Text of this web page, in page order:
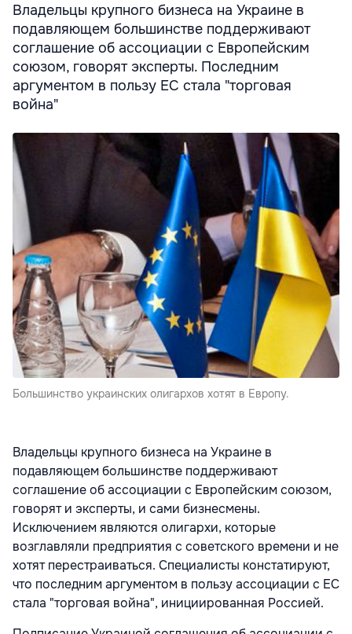
Владельцы крупного бизнеса на Украине в
подавляющем большинстве поддерживают
соглашение об ассоциации с Европейским
союзом, говорят эксперты. Последним
аргументом в пользу ЕС стала "торговая
война"
Большинство украинских олигархов хотят в Европу.
Владельцы крупного бизнеса на Украине в
подавляющем большинстве поддерживают
соглашение об ассоциации с Европейским союзом,
говорят и эксперты, и сами бизнесмены.
Исключением являются олигархи, которые
возглавляли предприятия с советского времени и не
хотят перестраиваться. Специалисты констатируют,
что последним аргументом в пользу ассоциации с ЕС
стала "торговая война", инициированная Россией.